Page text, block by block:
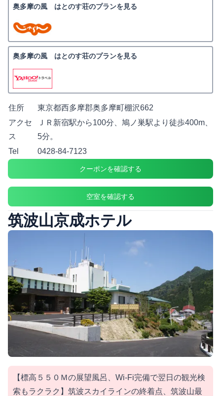
奥多摩の風 はとのす荘のプランを見る
奥多摩の風 はとのす荘のプランを見る
住所
東京都西多摩郡奥多摩町棚沢662
アクセ
ス
ＪＲ新宿駅から100分、鳩ノ巣駅より徒歩400m、
5分。
Tel
0428-84-7123
クーポンを確認する
空室を確認する
筑波山京成ホテル
【標高５５０Ｍの展望風呂、Wi-Fi完備で翌日の観光検
索もラクラク】筑波スカイラインの終着点、筑波山最